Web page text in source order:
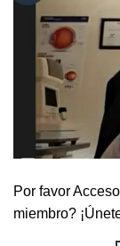
Por favor
miembro?